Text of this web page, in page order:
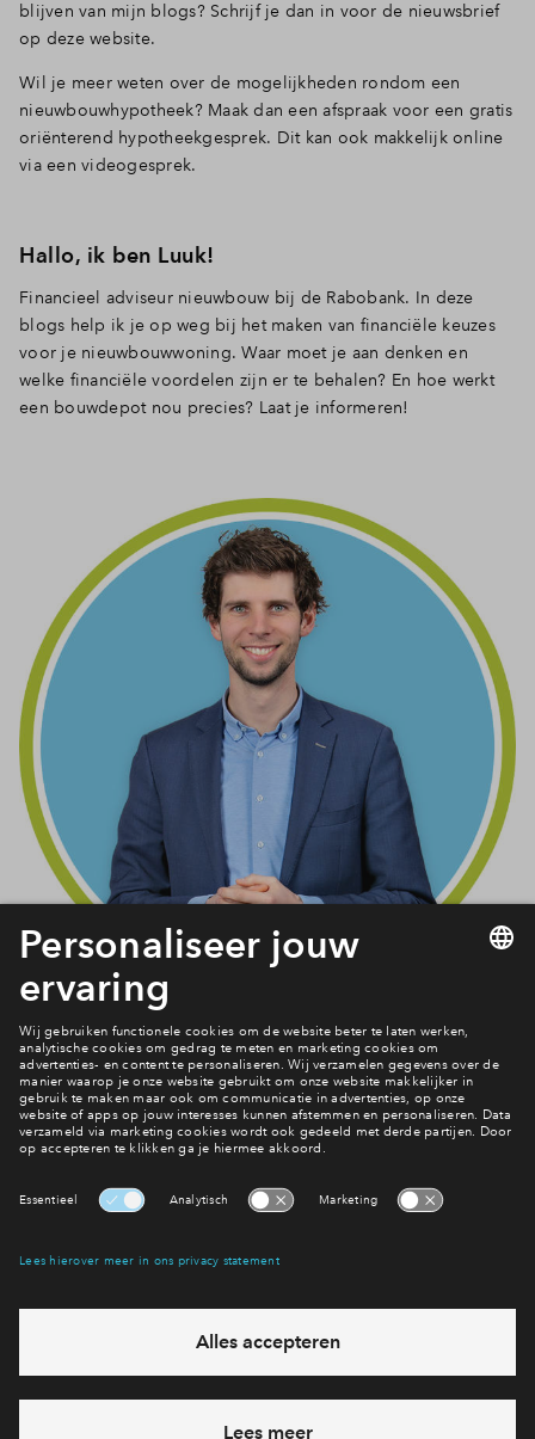
blijven van mijn blogs? Schrijf je dan in voor de nieuwsbrief
op deze website.
Wil je meer weten over de mogelijkheden rondom een
nieuwbouwhypotheek? Maak dan een afspraak voor een gratis
oriënterend hypotheekgesprek. Dit kan ook makkelijk online
via een videogesprek.
Hallo, ik ben Luuk!
Financieel adviseur nieuwbouw bij de Rabobank. In deze
blogs help ik je op weg bij het maken van financiële keuzes
voor je nieuwbouwwoning. Waar moet je aan denken en
welke financiële voordelen zijn er te behalen? En hoe werkt
een bouwdepot nou precies? Laat je informeren!
Bekijk het aanbod
Unieke woningen
eventuele projecten
Ja, ik wil mij aanmelden